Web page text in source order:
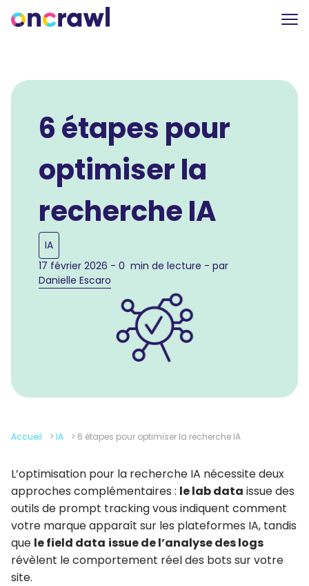
6 étapes pour
optimiser la
recherche IA
IA
17 février 2026 - 0 min de lecture - par
Danielle Escaro
Accueil > IA > 6 étapes pour optimiser la recherche IA
L’optimisation pour la recherche IA nécessite deux
approches complémentaires : le lab data issue des
outils de prompt tracking vous indiquent comment
votre marque apparaît sur les plateformes IA, tandis
que le field data issue de l’analyse des logs
révèlent le comportement réel des bots sur votre
site.